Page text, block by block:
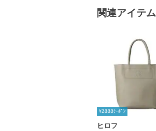
関連アイテム
¥2888ｸｰﾎﾟﾝ
ヒロフ